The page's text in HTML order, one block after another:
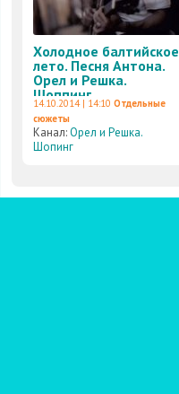
Холодное балтийское
лето. Песня Антона.
Орел и Решка.
Шоппинг
14.10.2014 | 14:10 Отдельные
сюжеты
Канал:Орел и Решка.
Шопинг